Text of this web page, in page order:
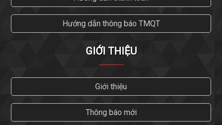
Hướng dẫn thông báo TMQT
GIỚI THIỆU
Giới thiệu
Thông báo mới